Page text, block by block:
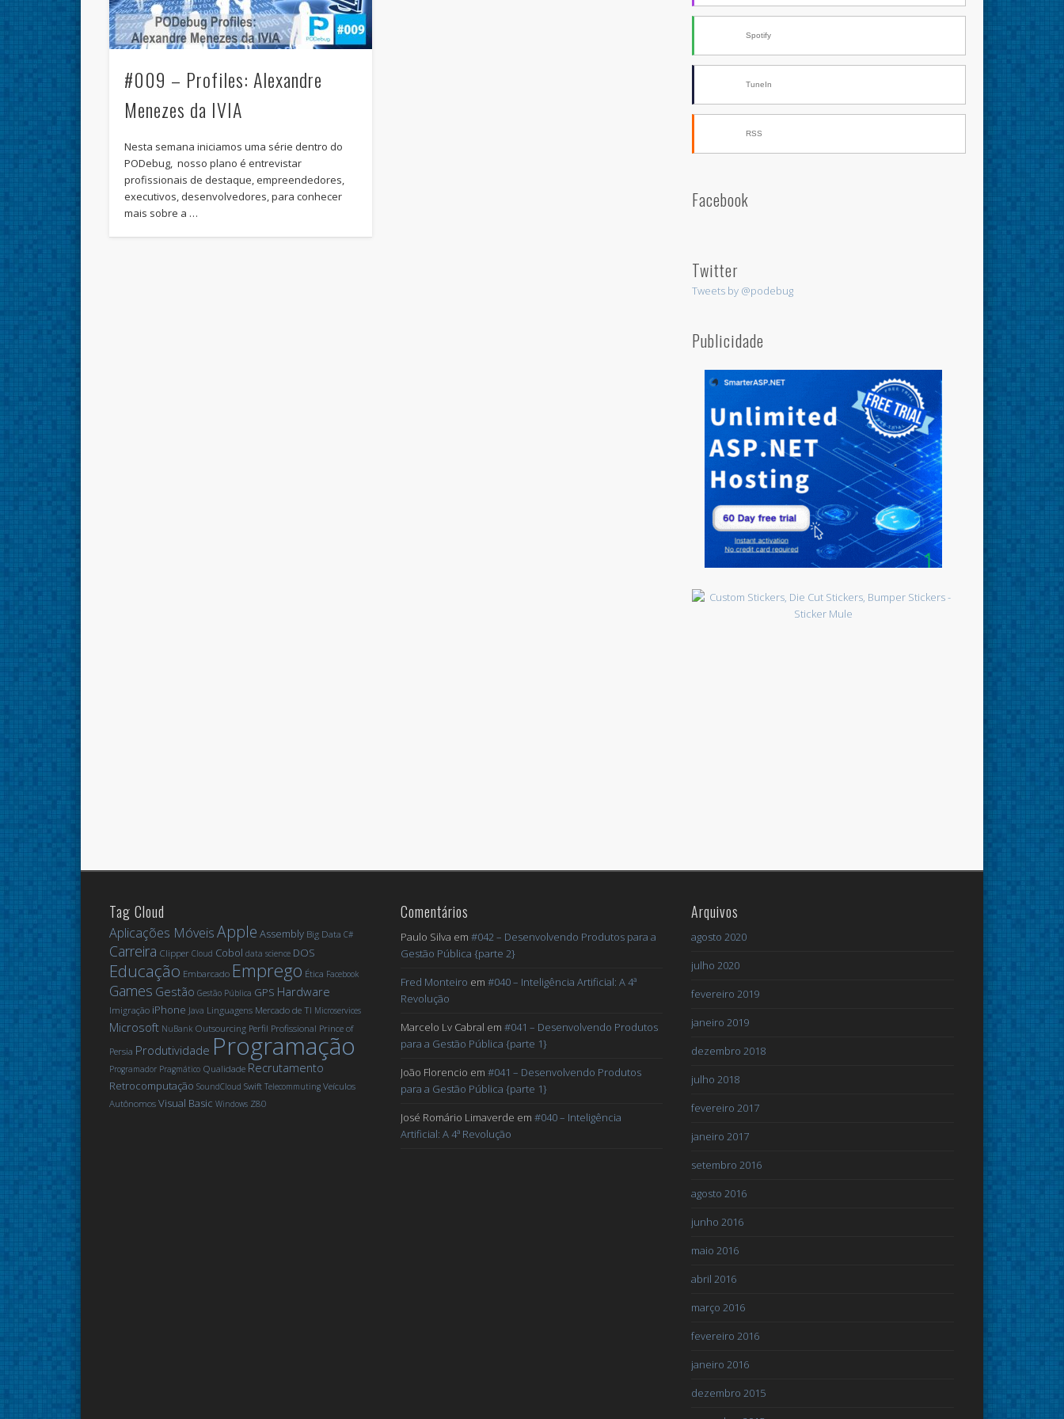
#009 – Profiles: Alexandre
Menezes da IVIA
Nesta semana iniciamos uma série dentro do
PODebug, nosso plano é entrevistar
profissionais de destaque, empreendedores,
executivos, desenvolvedores, para conhecer
mais sobre a …
Spotify
TuneIn
RSS
Facebook
Twitter
Tweets by @podebug
Publicidade
Tag Cloud
Aplicações MóveisApple Assembly Big Data C#
Carreira Clipper Cloud Cobol data science DOS
Educação Embarcado Emprego Ética Facebook
Games Gestão Gestão Pública GPS Hardware
Imigração iPhone Java Linguagens Mercado de TI Microservices
Microsoft NuBank Outsourcing Perfil Profissional Prince of
Persia Produtividade Programação
Programador Pragmático Qualidade Recrutamento
Retrocomputação SoundCloud Swift Telecommuting Veículos
Autônomos Visual Basic Windows Z80
Comentários
Paulo Silva em #042 – Desenvolvendo Produtos para a
Gestão Pública {parte 2}
Fred Monteiro em #040 – Inteligência Artificial: A 4ª
Revolução
Marcelo Lv Cabral em #041 – Desenvolvendo Produtos
para a Gestão Pública {parte 1}
João Florencio em #041 – Desenvolvendo Produtos
para a Gestão Pública {parte 1}
José Romário Limaverde em #040 – Inteligência
Artificial: A 4ª Revolução
Arquivos
agosto 2020
julho 2020
fevereiro 2019
janeiro 2019
dezembro 2018
julho 2018
fevereiro 2017
janeiro 2017
setembro 2016
agosto 2016
junho 2016
maio 2016
abril 2016
março 2016
fevereiro 2016
janeiro 2016
dezembro 2015